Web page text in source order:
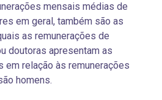
mensais médias de
em geral, também são as
as remunerações de
doutoras apresentam as
em relação às remunerações
homens.